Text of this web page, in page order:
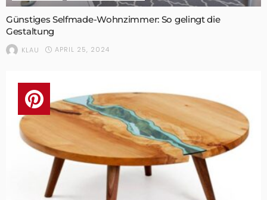
Günstiges Selfmade-Wohnzimmer: So gelingt die
Gestaltung
KLAU APRIL 25, 2024